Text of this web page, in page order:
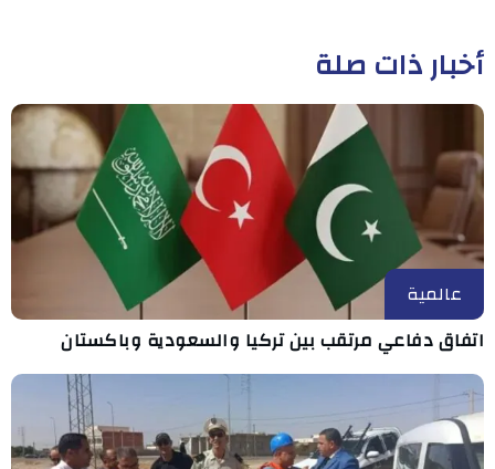
أخبار ذات صلة
عالمية
اتفاق دفاعي مرتقب بين تركيا والسعودية وباكستان